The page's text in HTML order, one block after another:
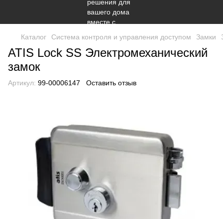
Каталог Система контроля и управления доступом Замки
ATIS Lock SS Электромеханический
замок
Артикул: 99-00006147 Оставить отзыв